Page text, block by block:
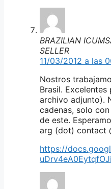
BRAZILIAN
SELLER
11/03/2012 a las
Nostros
Brasil.
archivo adjunto).
cadenas, solo
de este.
arg (dot) contact
https://